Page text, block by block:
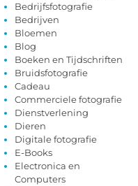
Bedrijfsfotografie
Bedrijven
Bloemen
Blog
Boeken en Tijdschriften
Bruidsfotografie
Cadeau
Commerciele fotografie
Dienstverlening
Dieren
Digitale fotografie
E-Books
Electronica en
Computers